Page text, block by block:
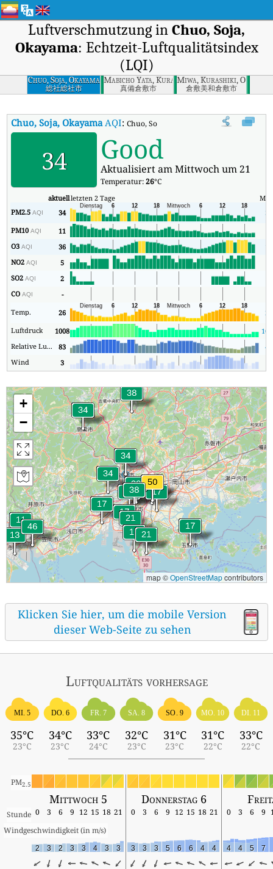
Luftverschmutzung in Chuo, Soja,
Okayama: Echtzeit-Luftqualitätsindex
(LQI)
Chuo, Soja, Okayama
総社総社市
Mabicho Yata, Kurashiki, Okayama
真備倉敷市
Miwa, Kurashiki, Okayama
倉敷美和倉敷市
Chuo, Soja, OkayamaAQI:Chuo, Soja, Okayama Echtzeit-
34 Good
Aktualisiert am Mittwoch um 21
Temperatur:26°C
aktuellletzten 2 Tage
PM2.5AQI 34
30
PM10AQI 11
O3AQI 36
12
NO2AQI 5
SO2AQI 2
COAQI -
Temp.
26
24
Luftdruck
1008
Relative Luftfeuchtigkeit
83
49
Wind
3
+
−
map ©OpenStreetMapcontributors
Klicken Sie hier, um die mobile Version
dieser Web-Seite zu sehen
Luftqualitäts vorhersage
MI. 5
35°C
23°C
DO. 6
34°C
23°C
FR. 7
33°C
24°C
SA. 8
32°C
23°C
SO. 9
31°C
23°C
MO. 10
31°C
22°C
DI. 11
33°C
22°C
PM2.5
Mittwoch 5 Donnerstag 6
Stunde 0 3 6 9 12 15 18 21 0 3 6 9 12 15 18 21 0 3 6 9
Windgeschwindigkeit (in m/s)
2 3 2 3 3 4 3 3 3 3 3 5 6 6 4 4 4 4 5 7